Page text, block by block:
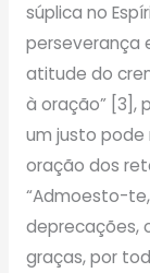
súplica no
perseverança
atitude do
à oração” [3],
um justo pode
oração dos
“Admoesto-
deprecações,
graças, por